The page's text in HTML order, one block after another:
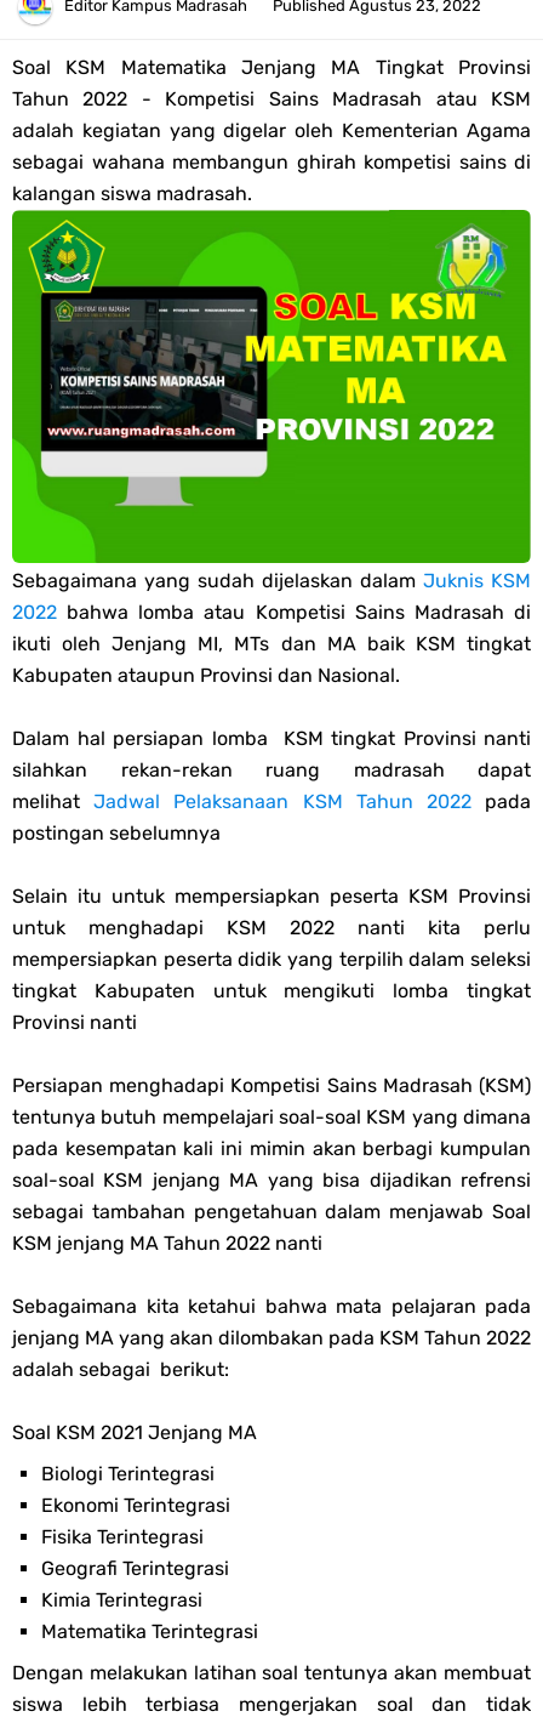
Tahun 2026
Bank Soal PAT Semester 2 Kelas 4 SD/MI Tahun 2026
Pendaftaran Akun Google Workspace bagi GTK Madrasah
Panduan GOOGLE WORKSPACE (GWS) Untuk Guru Madrasah
Bank Soal ASAT/PAT Kelas 5 SD/MI Kurikulum Merdeka Tahun 2026
Bank Soal PAT Kelas 6 SD/MI Semester 2 Kurikulum Merdeka Tahun
2026
Kisi-kisi Soal US/UM Jenjang SD/MI Tahun 2026 Lengkap
POS UM Jenjang MI, MTs Dan MA Tahun 2026
Jawaban Tugas Mandiri Dan Tugas Refleksi Modul Pedagogik SKI
PPG 2025
Jawaban Tugas Mandiri Dan Tugas Refleksi Modul Pedagogik Fiqih
Jawaban Tugas Mandiri Dan Tugas Refleksi Modul Pedagogik Akidah
Qur'an Hadis PPG 2025
Soal OMI Geografi Terintegrasi Jenjang MA
Soal OMI KIMIA Terintegrasi Jenjang MA
Unduh Buku Teks Utama (BTU) Mapel Akidah Akhlak Jenang MI, MTs
Dan MA Tahun 2026
Editor Kampus Madrasah Published Agustus 23, 2022
Soal KSM Matematika Jenjang MA Tingkat Provinsi
Tahun 2022 - Kompetisi Sains Madrasah atau KSM
adalah kegiatan yang digelar oleh Kementerian Agama
sebagai wahana membangun ghirah kompetisi sains di
kalangan siswa madrasah.
Sebagaimana yang sudah dijelaskan dalam Juknis KSM
2022 bahwa lomba atau Kompetisi Sains Madrasah di
ikuti oleh Jenjang MI, MTs dan MA baik KSM tingkat
Kabupaten ataupun Provinsi dan Nasional.
Dalam hal persiapan lomba KSM tingkat Provinsi nanti
silahkan rekan-rekan ruang madrasah dapat
melihatJadwal Pelaksanaan KSM Tahun 2022pada
postingan sebelumnya
Selain itu untuk mempersiapkan peserta KSM Provinsi
untuk menghadapi KSM 2022 nanti kita perlu
mempersiapkan peserta didik yang terpilih dalam seleksi
tingkat Kabupaten untuk mengikuti lomba tingkat
Provinsi nanti
Persiapan menghadapi Kompetisi Sains Madrasah (KSM)
tentunya butuh mempelajari soal-soal KSM yang dimana
pada kesempatan kali ini mimin akan berbagi kumpulan
soal-soal KSM jenjang MA yang bisa dijadikan refrensi
sebagai tambahan pengetahuan dalam menjawab Soal
KSM jenjang MA Tahun 2022 nanti
Sebagaimana kita ketahui bahwa mata pelajaran pada
jenjang MA yang akan dilombakan pada KSM Tahun 2022
adalah sebagai berikut:
Soal KSM 2021 Jenjang MA
Biologi Terintegrasi
Ekonomi Terintegrasi
Fisika Terintegrasi
Geografi Terintegrasi
Kimia Terintegrasi
Matematika Terintegrasi
Dengan melakukan latihan soal tentunya akan membuat
siswa lebih terbiasa mengerjakan soal dan tidak